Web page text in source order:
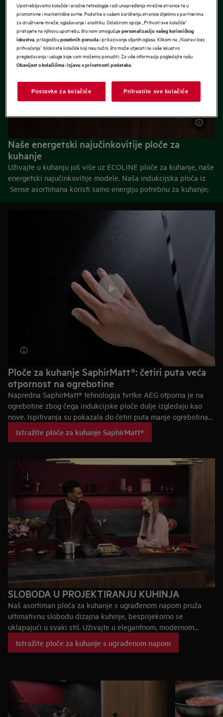
Naše energetski najučinkovitije ploče za
kuhanje
Uživajte u kuhanju još više uz ECOLINE ploče za kuhanje, naše
energetski najučinkovitije modele. Naša indukcijska ploča iz
Sense asortimana koristi samo energiju potrebnu za kuhanje;
naše plinske ploče s vertikalnim plamenicima štede do 20%
Otkrijte EcoLine ploče za kuhanje
Ploče za kuhanje SaphirMatt®: četiri puta veća
otpornost na ogrebotine
Napredna SaphirMatt® tehnologija tvrtke AEG otporna je na
ogrebotine zbog čega indukcijske ploče dulje izgledaju kao
nove. Ispitivanja su pokazala do četiri puta manje ogrebotina
pločama za kuhanje.*
Istražite ploče za kuhanje SaphirMatt®
SLOBODA U PROJEKTIRANJU KUHINJA
Naš asortiman ploča za kuhanje s ugrađenom napom pruža
ultimativnu slobodu dizajna kuhinje, besprijekorno se
uklapajući u svaki stil. Uživajte u elegantnom, modernom
nadopunjuje dizajn otvorene kuhinje.
Istražite ploče za kuhanje s ugrađenom napom
Upotrebljavamo kolačiće i srodne tehnologije radi unapređenja mrežne stranice te u
promotivne i marketinške svrhe. Podatke o vašem korištenju stranice dijelimo s partnerima
za društvene mreže, oglašavanje i analitiku. Odabirom opcije „Prihvati sve kolačiće”
pristajete na njihovu upotrebu, što nam omogućujepersonalizaciju vašeg korisničkog
iskustva, prilagodbuposebnih ponudai prikazivanje ciljanih oglasa. Klikom na „Nastavi bez
prihvaćanja” blokirate kolačiće koji nisu nužni, što može utjecati na vaše iskustvo
pregledavanja i usluge koje vam možemo ponuditi. Za više informacija pogledajte našu
Obavijest o kolačićimaiIzjavu o privatnosti podataka.
Postavke za kolačiće Prihvatite sve kolačiće